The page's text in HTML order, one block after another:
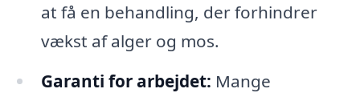
at få en behandling, der forhindrer
vækst af alger og mos.
Garanti for arbejdet: Mange